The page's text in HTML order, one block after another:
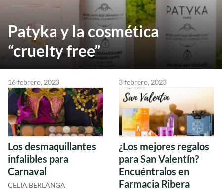
Patyka y la cosmética
“cruelty free”
16 febrero, 2023
Los desmaquillantes
infalibles para
Carnaval
CELIA BERLANGA
3 febrero, 2023
¿Los mejores regalos
para San Valentín?
Encuéntralos en
Farmacia Ribera